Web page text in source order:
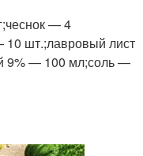
— 4
10 шт.;лавровый лист
9% — 100 мл;соль —